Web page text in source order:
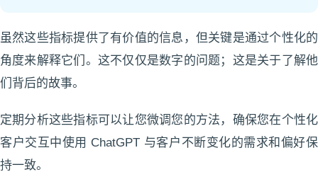
虽然这些指标提供了有价值的信息，但关键是通过个性化的
角度来解释它们。这不仅仅是数字的问题；这是关于了解他
们背后的故事。
定期分析这些指标可以让您微调您的方法，确保您在个性化
客户交互中使用 ChatGPT 与客户不断变化的需求和偏好保
持一致。